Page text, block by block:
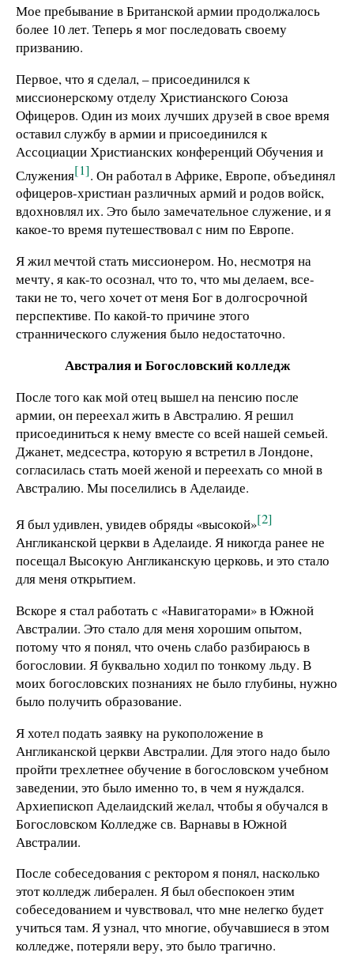
Мое пребывание в Британской армии продолжалось
более 10 лет. Теперь я мог последовать своему
призванию.
Первое, что я сделал, – присоединился к
миссионерскому отделу Христианского Союза
Офицеров. Один из моих лучших друзей в свое время
оставил службу в армии и присоединился к
Ассоциации Христианских конференций Обучения и
Служения[1]. Он работал в Африке, Европе, объединял
офицеров-христиан различных армий и родов войск,
вдохновлял их. Это было замечательное служение, и я
какое-то время путешествовал с ним по Европе.
Я жил мечтой стать миссионером. Но, несмотря на
мечту, я как-то осознал, что то, что мы делаем, все-
таки не то, чего хочет от меня Бог в долгосрочной
перспективе. По какой-то причине этого
страннического служения было недостаточно.
Австралия и Богословский колледж
После того как мой отец вышел на пенсию после
армии, он переехал жить в Австралию. Я решил
присоединиться к нему вместе со всей нашей семьей.
Джанет, медсестра, которую я встретил в Лондоне,
согласилась стать моей женой и переехать со мной в
Австралию. Мы поселились в Аделаиде.
Я был удивлен, увидев обряды «высокой»[2]
Англиканской церкви в Аделаиде. Я никогда ранее не
посещал Высокую Англиканскую церковь, и это стало
для меня открытием.
Вскоре я стал работать с «Навигаторами» в Южной
Австралии. Это стало для меня хорошим опытом,
потому что я понял, что очень слабо разбираюсь в
богословии. Я буквально ходил по тонкому льду. В
моих богословских познаниях не было глубины, нужно
было получить образование.
Я хотел подать заявку на рукоположение в
Англиканской церкви Австралии. Для этого надо было
пройти трехлетнее обучение в богословском учебном
заведении, это было именно то, в чем я нуждался.
Архиепископ Аделаидский желал, чтобы я обучался в
Богословском Колледже св. Варнавы в Южной
Австралии.
После собеседования с ректором я понял, насколько
этот колледж либерален. Я был обеспокоен этим
собеседованием и чувствовал, что мне нелегко будет
учиться там. Я узнал, что многие, обучавшиеся в этом
колледже, потеряли веру, это было трагично.